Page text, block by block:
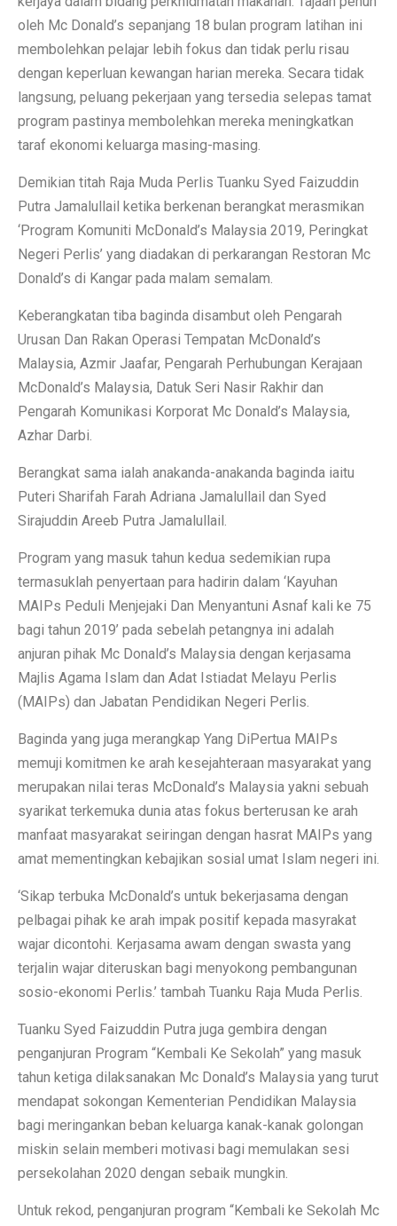
oleh Mc Donald’s sepanjang 18 bulan program latihan ini
membolehkan pelajar lebih fokus dan tidak perlu risau
dengan keperluan kewangan harian mereka. Secara tidak
langsung, peluang pekerjaan yang tersedia selepas tamat
program pastinya membolehkan mereka meningkatkan
taraf ekonomi keluarga masing-masing.
Demikian titah Raja Muda Perlis Tuanku Syed Faizuddin
Putra Jamalullail ketika berkenan berangkat merasmikan
‘Program Komuniti McDonald’s Malaysia 2019, Peringkat
Negeri Perlis’ yang diadakan di perkarangan Restoran Mc
Donald’s di Kangar pada malam semalam.
Keberangkatan tiba baginda disambut oleh Pengarah
Urusan Dan Rakan Operasi Tempatan McDonald’s
Malaysia, Azmir Jaafar, Pengarah Perhubungan Kerajaan
McDonald’s Malaysia, Datuk Seri Nasir Rakhir dan
Pengarah Komunikasi Korporat Mc Donald’s Malaysia,
Azhar Darbi.
Berangkat sama ialah anakanda-anakanda baginda iaitu
Puteri Sharifah Farah Adriana Jamalullail dan Syed
Sirajuddin Areeb Putra Jamalullail.
Program yang masuk tahun kedua sedemikian rupa
termasuklah penyertaan para hadirin dalam ‘Kayuhan
MAIPs Peduli Menjejaki Dan Menyantuni Asnaf kali ke 75
bagi tahun 2019’ pada sebelah petangnya ini adalah
anjuran pihak Mc Donald’s Malaysia dengan kerjasama
Majlis Agama Islam dan Adat Istiadat Melayu Perlis
(MAIPs) dan Jabatan Pendidikan Negeri Perlis.
Baginda yang juga merangkap Yang DiPertua MAIPs
memuji komitmen ke arah kesejahteraan masyarakat yang
merupakan nilai teras McDonald’s Malaysia yakni sebuah
syarikat terkemuka dunia atas fokus berterusan ke arah
manfaat masyarakat seiringan dengan hasrat MAIPs yang
amat mementingkan kebajikan sosial umat Islam negeri ini.
‘Sikap terbuka McDonald’s untuk bekerjasama dengan
pelbagai pihak ke arah impak positif kepada masyrakat
wajar dicontohi. Kerjasama awam dengan swasta yang
terjalin wajar diteruskan bagi menyokong pembangunan
sosio-ekonomi Perlis.’ tambah Tuanku Raja Muda Perlis.
Tuanku Syed Faizuddin Putra juga gembira dengan
penganjuran Program “Kembali Ke Sekolah” yang masuk
tahun ketiga dilaksanakan Mc Donald’s Malaysia yang turut
mendapat sokongan Kementerian Pendidikan Malaysia
bagi meringankan beban keluarga kanak-kanak golongan
miskin selain memberi motivasi bagi memulakan sesi
persekolahan 2020 dengan sebaik mungkin.
Untuk rekod, penganjuran program “Kembali ke Sekolah Mc